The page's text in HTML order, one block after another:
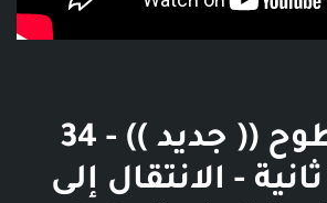
جنية السطوح (( جديد )) - 34
دقيقة و15 ثانية - الانتقال إلى